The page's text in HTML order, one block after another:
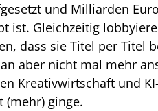
und Milliarden
ist. Gleichzeitig
dass sie Titel per Titel
aber nicht mal mehr
Kreativwirtschaft und
ginge.